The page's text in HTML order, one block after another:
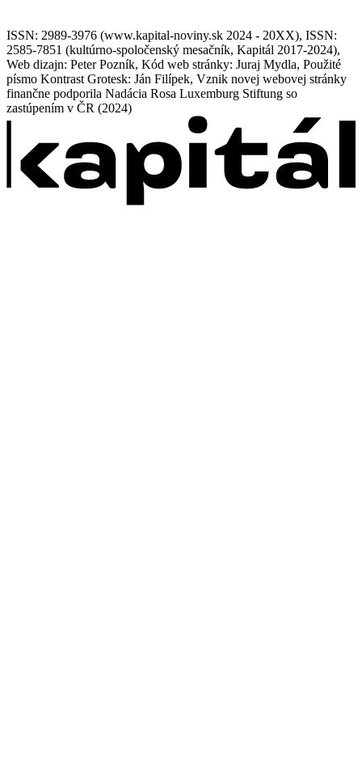
ISSN: 2989-3976 (www.kapital-noviny.sk 2024 - 20XX), ISSN:
2585-7851 (kultúrno-spoločenský mesačník, Kapitál 2017-2024),
Web dizajn: Peter Pozník, Kód web stránky: Juraj Mydla, Použité
písmo Kontrast Grotesk: Ján Filípek, Vznik novej webovej stránky
finančne podporila Nadácia Rosa Luxemburg Stiftung so
zastúpením v ČR (2024)